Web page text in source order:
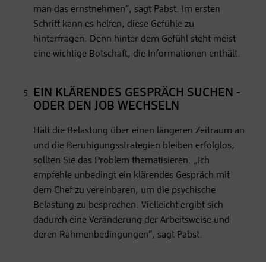
man das ernstnehmen“, sagt Pabst. Im ersten
Schritt kann es helfen, diese Gefühle zu
hinterfragen. Denn hinter dem Gefühl steht meist
eine wichtige Botschaft, die Informationen enthält.
EIN KLÄRENDES GESPRÄCH SUCHEN -
ODER DEN JOB WECHSELN
Hält die Belastung über einen längeren Zeitraum an
und die Beruhigungsstrategien bleiben erfolglos,
sollten Sie das Problem thematisieren. „Ich
empfehle unbedingt ein klärendes Gespräch mit
dem Chef zu vereinbaren, um die psychische
Belastung zu besprechen. Vielleicht ergibt sich
dadurch eine Veränderung der Arbeitsweise und
deren Rahmenbedingungen“, sagt Pabst.